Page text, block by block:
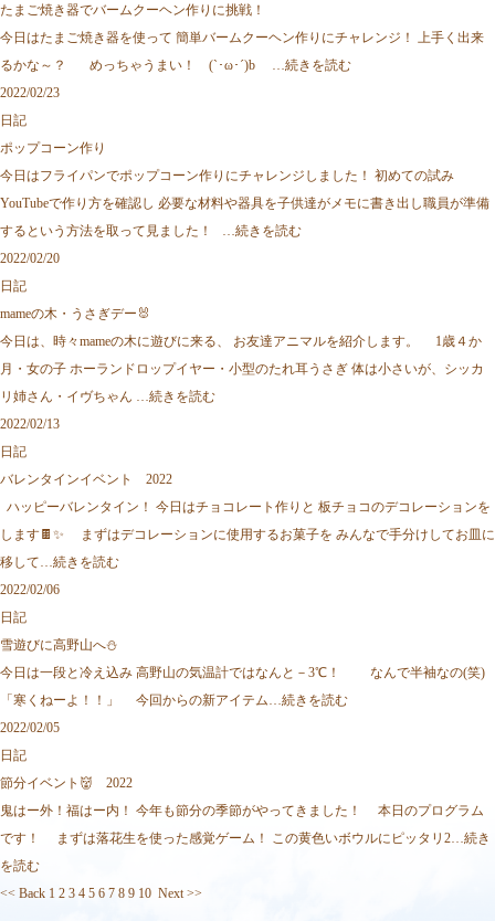
たまご焼き器でバームクーヘン作りに挑戦！
今日はたまご焼き器を使って 簡単バームクーヘン作りにチャレンジ！ 上手く出来
るかな～？ めっちゃうまい！ (`･ω･´)b …続きを読む
2022/02/23
日記
ポップコーン作り
今日はフライパンでポップコーン作りにチャレンジしました！ 初めての試み
YouTubeで作り方を確認し 必要な材料や器具を子供達がメモに書き出し職員が準備
するという方法を取って見ました！ …続きを読む
2022/02/20
日記
mameの木・うさぎデー🐰
今日は、時々mameの木に遊びに来る、 お友達アニマルを紹介します。 1歳４か
月・女の子 ホーランドロップイヤー・小型のたれ耳うさぎ 体は小さいが、シッカ
リ姉さん・イヴちゃん …続きを読む
2022/02/13
日記
バレンタインイベント 2022
ハッピーバレンタイン！ 今日はチョコレート作りと 板チョコのデコレーションを
します🍫✨ まずはデコレーションに使用するお菓子を みんなで手分けしてお皿に
移して…続きを読む
2022/02/06
日記
雪遊びに高野山へ⛄
今日は一段と冷え込み 高野山の気温計ではなんと－3℃！ なんで半袖なの(笑)
「寒くねーよ！！」 今回からの新アイテム…続きを読む
2022/02/05
日記
節分イベント👹 2022
鬼はー外！福はー内！ 今年も節分の季節がやってきました！ 本日のプログラム
です！ まずは落花生を使った感覚ゲーム！ この黄色いボウルにピッタリ2…続き
を読む
<< Back 1 2 3 4 5 6 7 8 9 10 Next >>